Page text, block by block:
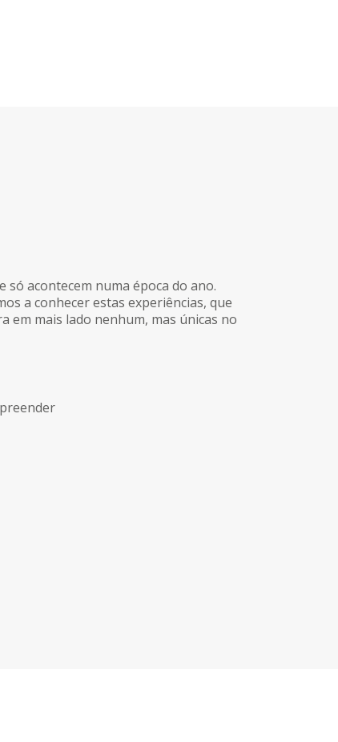
acontecem numa época do ano.
a conhecer estas experiências, que
em mais lado nenhum, mas únicas no